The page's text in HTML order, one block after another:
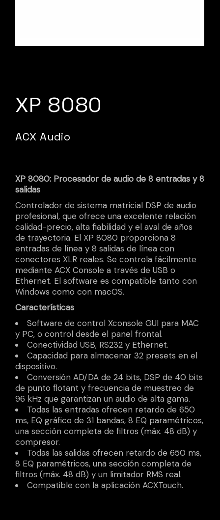
XP 8080
ACX Audio
XP 8080: Procesador de audio de 8 entradas y 8
salidas
Controlador de sistema matricial DSP de audio
profesional, que ofrece una excelente relación
calidad-precio, alta fiabilidad y el aval de años
de trayectoria. El XP 8080 proporciona 8
entradas de línea y 8 salidas de línea con
conectores XLR reales. Se controla fácilmente
mediante ACX Console a través de USB o
Ethernet. El software es compatible tanto con
Windows como con macOS.
Características
Software de control Xconsole GUI para MAC
y PC, o control desde el panel frontal.
Conectividad USB, RS232 y Ethernet.
Capacidad para almacenar 32 presets en el
dispositivo.
Conversión AD/DA de 24 bits, DSP de 40 bits
de punto flotant y frecuencia de muestreo de
96 kHz que garantizan un audio de alta gama.
Todas las entradas ofrecen retardo de 650
ms, EQ gráfico de 31 bandas, 8 EQ paramétricos,
una sección completa de filtros (máx. 48 dB) y
compresor.
Todas las salidas ofrecen retardo de 650 ms,
8 EQ paramétricos, una sección completa de
filtros (máx. 48 dB) y un limitador RMS real.
Compatible con la aplicación ACXTouch.